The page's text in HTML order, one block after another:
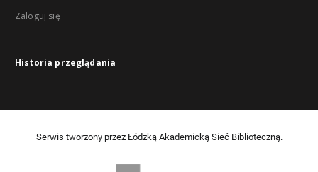
Zaloguj się
Historia przeglądania
Serwis tworzony przez Łódzką Akademicką Sieć Biblioteczną.